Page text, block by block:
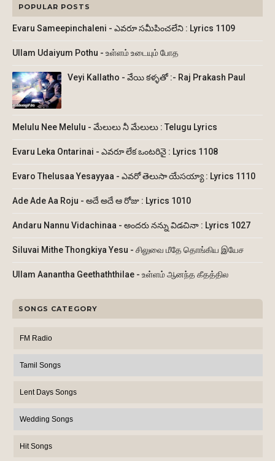
POPULAR POSTS
Evaru Sameepinchaleni - ఎవరూ సమీపించలేని : Lyrics 1109
Ullam Udaiyum Pothu - உள்ளம் உடையும் போத
Veyi Kallatho - వేయి కళ్ళతో :- Raj Prakash Paul
Melulu Nee Melulu - మేలులు నీ మేలులు : Telugu Lyrics
Evaru Leka Ontarinai - ఎవరూ లేక ఒంటరినై : Lyrics 1108
Evaro Thelusaa Yesayyaa - ఎవరో తెలుసా యేసయ్యా : Lyrics 1110
Ade Ade Aa Roju - అదే అదే ఆ రోజు : Lyrics 1010
Andaru Nannu Vidachinaa - అందరు నన్ను విడచినా : Lyrics 1027
Siluvai Mithe Thongkiya Yesu - சிலுவை மீதே தொங்கிய இயேச
Ullam Aanantha Geethaththilae - உள்ளம் ஆனந்த கீதத்தில
SONGS CATEGORY
FM Radio
Tamil Songs
Lent Days Songs
Wedding Songs
Hit Songs